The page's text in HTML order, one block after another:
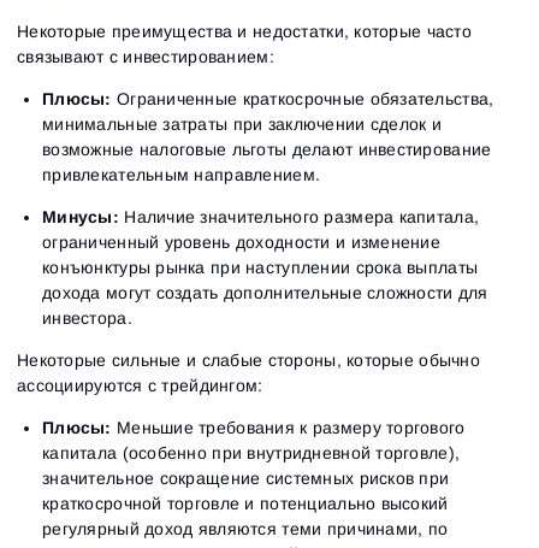
Некоторые преимущества и недостатки, которые часто
связывают с инвестированием:
Плюсы: Ограниченные краткосрочные обязательства,
минимальные затраты при заключении сделок и
возможные налоговые льготы делают инвестирование
привлекательным направлением.
Минусы: Наличие значительного размера капитала,
ограниченный уровень доходности и изменение
конъюнктуры рынка при наступлении срока выплаты
дохода могут создать дополнительные сложности для
инвестора.
Некоторые сильные и слабые стороны, которые обычно
ассоциируются с трейдингом:
Плюсы: Меньшие требования к размеру торгового
капитала (особенно при внутридневной торговле),
значительное сокращение системных рисков при
краткосрочной торговле и потенциально высокий
регулярный доход являются теми причинами, по